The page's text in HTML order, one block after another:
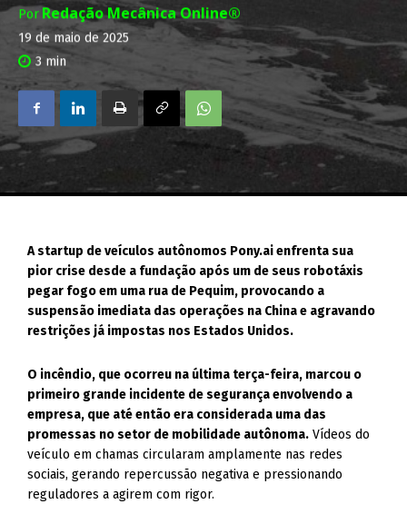
PorRedação Mecânica Online®
19 de maio de 2025
3 min
A startup de veículos autônomos Pony.ai enfrenta sua
pior crise desde a fundação após um de seus robotáxis
pegar fogo em uma rua de Pequim, provocando a
suspensão imediata das operações na China e agravando
restrições já impostas nos Estados Unidos.
O incêndio, que ocorreu na última terça-feira, marcou o
primeiro grande incidente de segurança envolvendo a
empresa, que até então era considerada uma das
promessas no setor de mobilidade autônoma. Vídeos do
veículo em chamas circularam amplamente nas redes
sociais, gerando repercussão negativa e pressionando
reguladores a agirem com rigor.